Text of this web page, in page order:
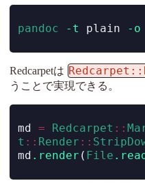
pandoc -t plain -o
Redcarpetは
うことで実現できる。
md = Redcarpet ::
t :: Render ::
md .render ( File